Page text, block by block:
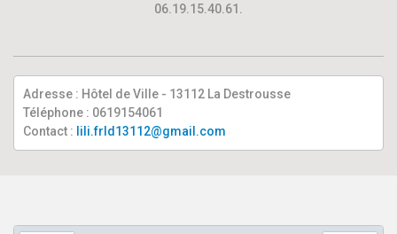
06.19.15.40.61.
Adresse : Hôtel de Ville - 13112 La Destrousse
Téléphone : 0619154061
Contact : lili.frld13112@gmail.com